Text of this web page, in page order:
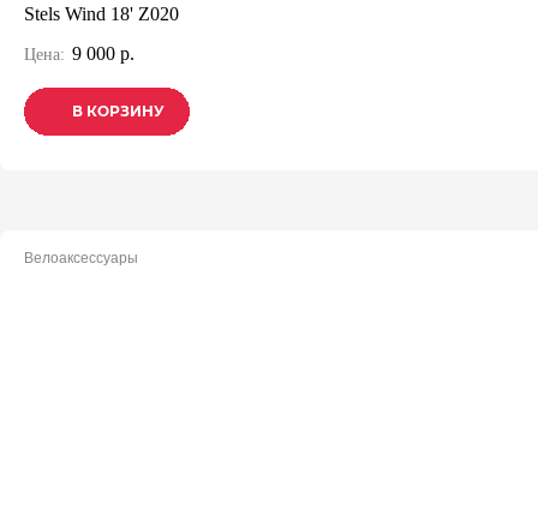
Stels Wind 18' Z020
Цена: 9 000 р.
В КОРЗИНУ
В КОРЗИНУ
В КОРЗИНУ
Велоаксессуары